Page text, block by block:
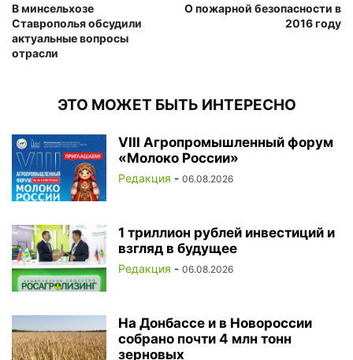
В минсельхозе
Ставрополья обсудили
актуальные вопросы
отрасли
О пожарной безопасности в
2016 году
ЭТО МОЖЕТ БЫТЬ ИНТЕРЕСНО
VIII Агропромышленный форум
«Молоко России»
Редакция - 06.08.2026
1 триллион рублей инвестиций и
взгляд в будущее
Редакция - 06.08.2026
На Донбассе и в Новороссии
собрано почти 4 млн тонн
зерновых